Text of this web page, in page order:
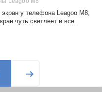
у телефона Leagoo M8,
чуть светлеет и все.